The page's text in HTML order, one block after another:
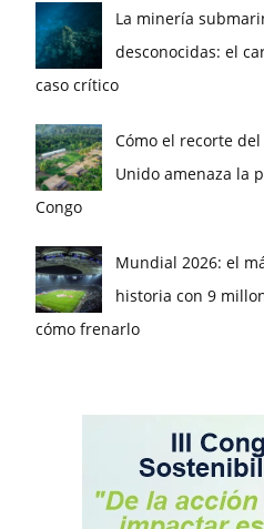
La minería
desconocidas: el
caso crítico
Cómo el recorte
Unido amenaza la
Congo
Mundial 2026: el
historia con 9
cómo frenarlo